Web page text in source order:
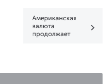
Американская
валюта
продолжает